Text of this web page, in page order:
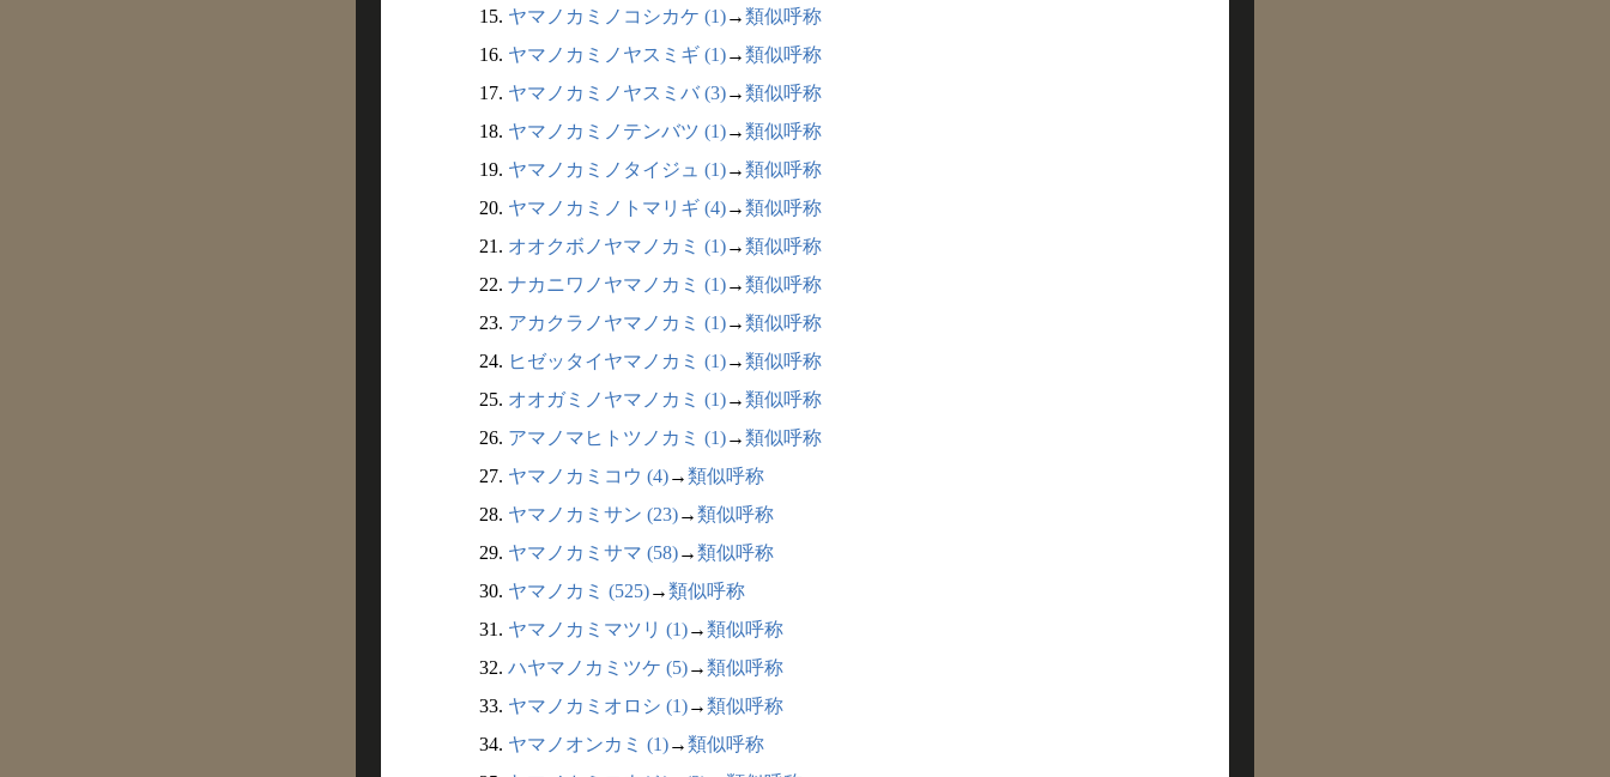
15. ヤマノカミノコシカケ (1)→類似呼称
16. ヤマノカミノヤスミギ (1)→類似呼称
17. ヤマノカミノヤスミバ (3)→類似呼称
18. ヤマノカミノテンバツ (1)→類似呼称
19. ヤマノカミノタイジュ (1)→類似呼称
20. ヤマノカミノトマリギ (4)→類似呼称
21. オオクボノヤマノカミ (1)→類似呼称
22. ナカニワノヤマノカミ (1)→類似呼称
23. アカクラノヤマノカミ (1)→類似呼称
24. ヒゼッタイヤマノカミ (1)→類似呼称
25. オオガミノヤマノカミ (1)→類似呼称
26. アマノマヒトツノカミ (1)→類似呼称
27. ヤマノカミコウ (4)→類似呼称
28. ヤマノカミサン (23)→類似呼称
29. ヤマノカミサマ (58)→類似呼称
30. ヤマノカミ (525)→類似呼称
31. ヤマノカミマツリ (1)→類似呼称
32. ハヤマノカミツケ (5)→類似呼称
33. ヤマノカミオロシ (1)→類似呼称
34. ヤマノオンカミ (1)→類似呼称